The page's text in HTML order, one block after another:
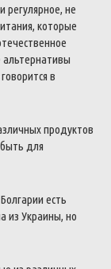
регулярное, не
, которые
альтернативы
говорится в
продуктов
быть для
Болгарии есть
из Украины, но